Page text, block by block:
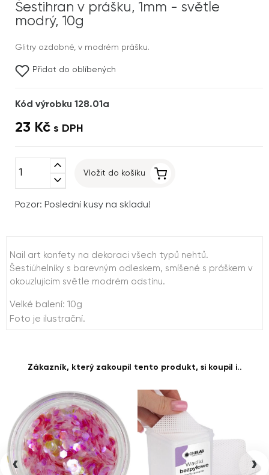
Šestihran v prášku, 1mm - světle
modrý, 10g
Glitry ozdobné, v modrém prášku.
Přidat do oblíbených
Kód výrobku 128.01a
23 Kč s DPH
expand_less
expand_more
Vložit do košíku
Pozor: Poslední kusy na skladu!
Nail art konfety na dekoraci všech typů nehtů.
Šestiúhelníky s barevným odleskem, smíšené s práškem v
okouzlujícím světle modrém odstínu.
Velké balení: 10g
Foto je ilustrační.
Zákazník, který zakoupil tento produkt, si koupil i..
‹ ›